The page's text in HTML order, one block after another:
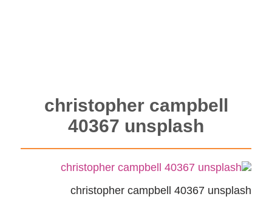
christopher campbell
40367 unsplash
christopher campbell 40367 unsplash